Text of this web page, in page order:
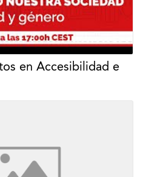
en Accesibilidad e